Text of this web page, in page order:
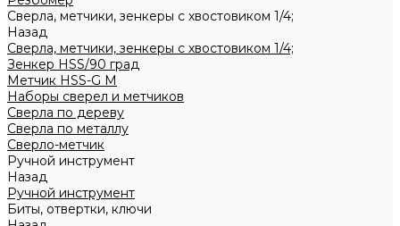
Сверла, метчики, зенкеры с хвостовиком 1/4;
Назад
Сверла, метчики, зенкеры с хвостовиком 1/4;
Зенкер HSS/90 град
Метчик HSS-G М
Наборы сверел и метчиков
Сверла по дереву
Сверла по металлу
Сверло-метчик
Ручной инструмент
Назад
Ручной инструмент
Биты, отвертки, ключи